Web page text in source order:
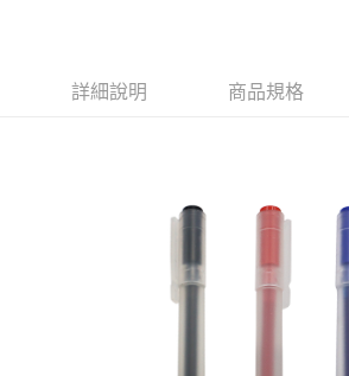
便利好安心！
１．於結帳方式選擇「AFTEE先享後付」後，將跳
３．收到繳費通知簡訊後14天內，點擊此簡訊中的
ATM／網路銀行／等多元方式進行付款，方視為交
每筆NT$60，滿NT$599(含以上)免運費
詳細說明 商品規格